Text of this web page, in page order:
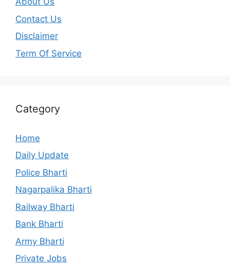
Contact Us
Disclaimer
Term Of Service
Category
Home
Daily Update
Police Bharti
Nagarpalika Bharti
Railway Bharti
Bank Bharti
Army Bharti
Private Jobs